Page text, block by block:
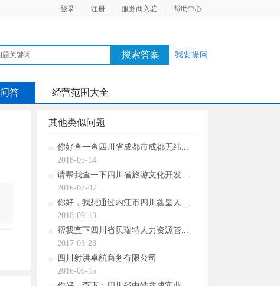
登录 注册 服务商入驻 帮助中心
搜索答案 我要提问
问答 经营范围大全
其他类似问题
你好查一查四川省成都市成都无纬...
2018-05-14
请帮我查一下四川省旅游文化开发...
2016-07-07
你好，我想通过内江市四川鑫皇人...
2018-09-13
帮我查下四川省贝瑞特人力资源管...
2017-03-28
四川射洪卓航商务有限公司
2016-06-15